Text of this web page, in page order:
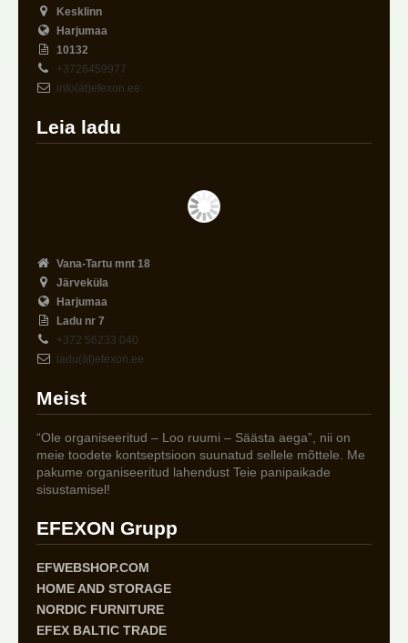
Kesklinn
Harjumaa
10132
+3726459977
info(ät)efexon.ee
Leia ladu
Vana-Tartu mnt 18
Järveküla
Harjumaa
Ladu nr 7
+372 56233 040
ladu(ät)efexon.ee
Meist
“Ole organiseeritud – Loo ruumi – Säästa aega”, nii on
meie toodete kontseptsioon suunatud sellele mõttele. Me
pakume organiseeritud lahendust Teie panipaikade
sisustamisel!
EFEXON Grupp
EFWEBSHOP.COM
HOME AND STORAGE
NORDIC FURNITURE
EFEX BALTIC TRADE